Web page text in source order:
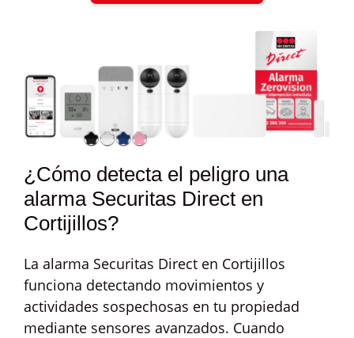
¿Cómo detecta el peligro una
alarma Securitas Direct en
Cortijillos?
La alarma Securitas Direct en Cortijillos
funciona detectando movimientos y
actividades sospechosas en tu propiedad
mediante sensores avanzados. Cuando